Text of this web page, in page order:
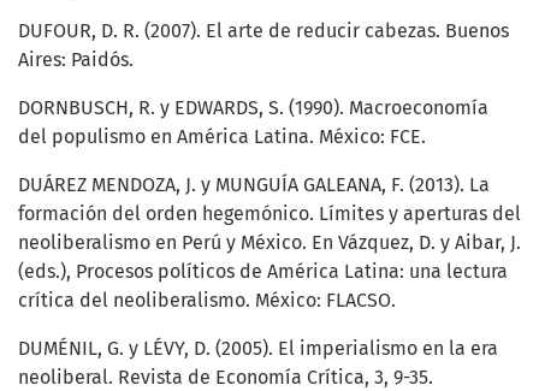
DUFOUR, D. R. (2007). El arte de reducir cabezas. Buenos
Aires: Paidós.
DORNBUSCH, R. y EDWARDS, S. (1990). Macroeconomía
del populismo en América Latina. México: FCE.
DUÁREZ MENDOZA, J. y MUNGUÍA GALEANA, F. (2013). La
formación del orden hegemónico. Límites y aperturas del
neoliberalismo en Perú y México. En Vázquez, D. y Aibar, J.
(eds.), Procesos políticos de América Latina: una lectura
crítica del neoliberalismo. México: FLACSO.
DUMÉNIL, G. y LÉVY, D. (2005). El imperialismo en la era
neoliberal. Revista de Economía Crítica, 3, 9-35.